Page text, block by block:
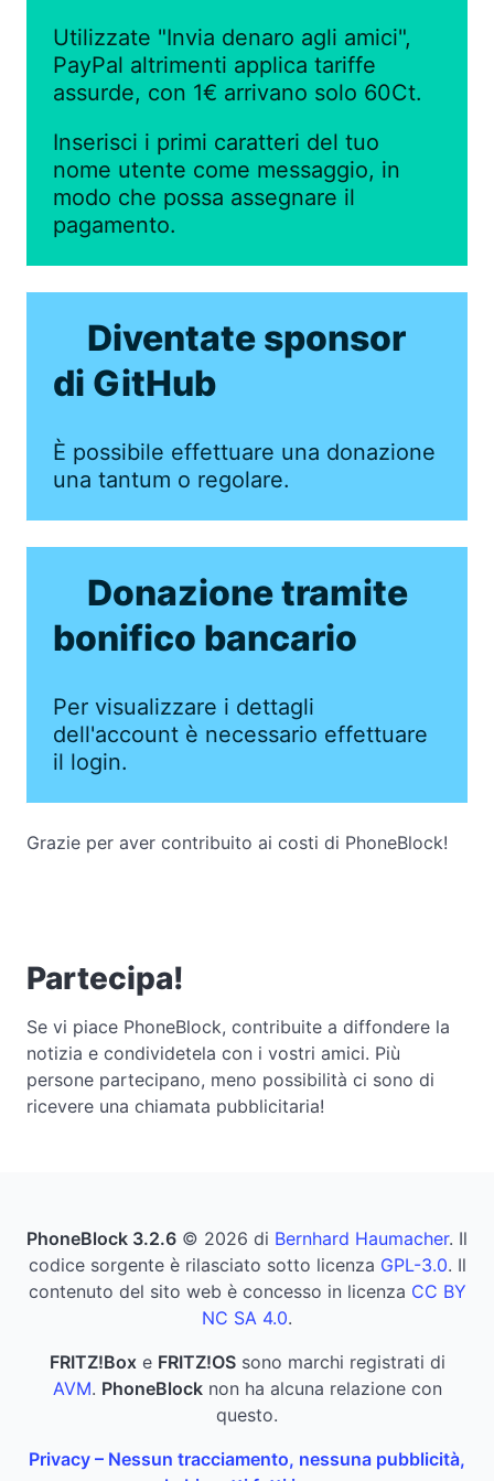
Utilizzate "Invia denaro agli amici",
PayPal altrimenti applica tariffe
assurde, con 1€ arrivano solo 60Ct.
Inserisci i primi caratteri del tuo
nome utente come messaggio, in
modo che possa assegnare il
pagamento.
Diventate sponsor
di GitHub
È possibile effettuare una donazione
una tantum o regolare.
Donazione tramite
bonifico bancario
Per visualizzare i dettagli
dell'account è necessario effettuare
il login.
Grazie per aver contribuito ai costi di PhoneBlock!
Partecipa!
Se vi piace PhoneBlock, contribuite a diffondere la
notizia e condividetela con i vostri amici. Più
persone partecipano, meno possibilità ci sono di
ricevere una chiamata pubblicitaria!
PhoneBlock 3.2.6 © 2026 di Bernhard Haumacher. Il
codice sorgente è rilasciato sotto licenza GPL-3.0. Il
contenuto del sito web è concesso in licenza CC BY
NC SA 4.0.
FRITZ!Boxe FRITZ!OSsono marchi registrati di
AVM. PhoneBlocknon ha alcuna relazione con
questo.
Privacy – Nessun tracciamento, nessuna pubblicità,